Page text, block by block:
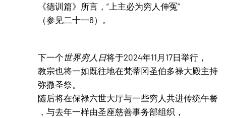
《德训篇》所言，“上主必为穷人伸冤”
（参见二十一6）。
下一个世界穷人日将于2024年11月17日举行，
教宗也将一如既往地在梵蒂冈圣伯多禄大殿主持
弥撒圣祭。
随后将在保禄六世大厅与一些穷人共进传统午餐
，与去年一样由圣座慈善事务部组织，